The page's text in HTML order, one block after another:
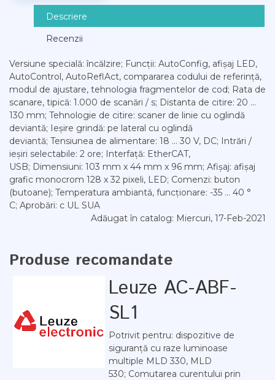
Descriere
Recenzii
Versiune specială: încălzire; Funcții: AutoConfig, afișaj LED,
AutoControl, AutoReflAct, compararea codului de referință,
modul de ajustare, tehnologia fragmentelor de cod; Rata de
scanare, tipică: 1.000 de scanări / s; Distanta de citire: 20 ...
130 mm; Tehnologie de citire: scaner de linie cu oglindă
deviantă; Ieșire grindă: pe lateral cu oglindă
deviantă; Tensiunea de alimentare: 18 ... 30 V, DC; Intrări /
ieșiri selectabile: 2 ore; Interfață: EtherCAT,
USB; Dimensiuni: 103 mm x 44 mm x 96 mm; Afișaj: afișaj
grafic monocrom 128 x 32 pixeli, LED; Comenzi: buton
(butoane); Temperatura ambiantă, funcționare: -35 ... 40 °
C; Aprobări: c UL SUA
Adăugat în catalog: Miercuri, 17-Feb-2021
Produse recomandate
Leuze AC-ABF-
SL1
Potrivit pentru: dispozitive de
siguranță cu raze luminoase
multiple MLD 330, MLD
530; Comutarea curentului prin